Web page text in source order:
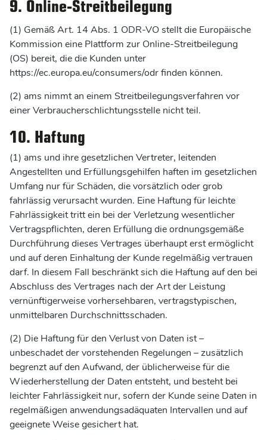
(1) Gemäß Art. 14 Abs. 1 ODR-VO stellt die Europäische
Kommission eine Plattform zur Online-Streitbeilegung
(OS) bereit, die die Kunden unter
https://ec.europa.eu/consumers/odr finden können.
(2) ams nimmt an einem Streitbeilegungsverfahren vor
einer Verbraucherschlichtungsstelle nicht teil.
10. Haftung
(1) ams und ihre gesetzlichen Vertreter, leitenden
Angestellten und Erfüllungsgehilfen haften im gesetzlichen
Umfang nur für Schäden, die vorsätzlich oder grob
fahrlässig verursacht wurden. Eine Haftung für leichte
Fahrlässigkeit tritt ein bei der Verletzung wesentlicher
Vertragspflichten, deren Erfüllung die ordnungsgemäße
Durchführung dieses Vertrages überhaupt erst ermöglicht
und auf deren Einhaltung der Kunde regelmäßig vertrauen
darf. In diesem Fall beschränkt sich die Haftung auf den bei
Abschluss des Vertrages nach der Art der Leistung
vernünftigerweise vorhersehbaren, vertragstypischen,
unmittelbaren Durchschnittsschaden.
(2) Die Haftung für den Verlust von Daten ist –
unbeschadet der vorstehenden Regelungen – zusätzlich
begrenzt auf den Aufwand, der üblicherweise für die
Wiederherstellung der Daten entsteht, und besteht bei
leichter Fahrlässigkeit nur, sofern der Kunde seine Daten in
regelmäßigen anwendungsadäquaten Intervallen und auf
geeignete Weise gesichert hat.